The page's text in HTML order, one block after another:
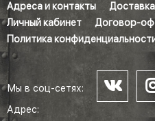
Адреса и контакты
Личный кабинет
Договор-
Политика
Мы в соц-сетях:
Адрес: